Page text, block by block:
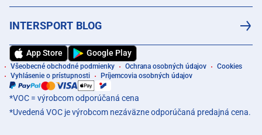
INTERSPORT BLOG
App Store Google Play
Všeobecné obchodné podmienky Ochrana osobných údajov
Cookies
Vyhlásenie o prístupnosti
Príjemcovia osobných údajov
*VOC = výrobcom odporúčaná cena
*Uvedená VOC je výrobcom nezáväzne odporúčaná predajná cena.